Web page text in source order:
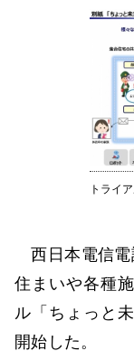
トライ
西日本電信電
住まいや各種
ル「ちょっと
開始した。